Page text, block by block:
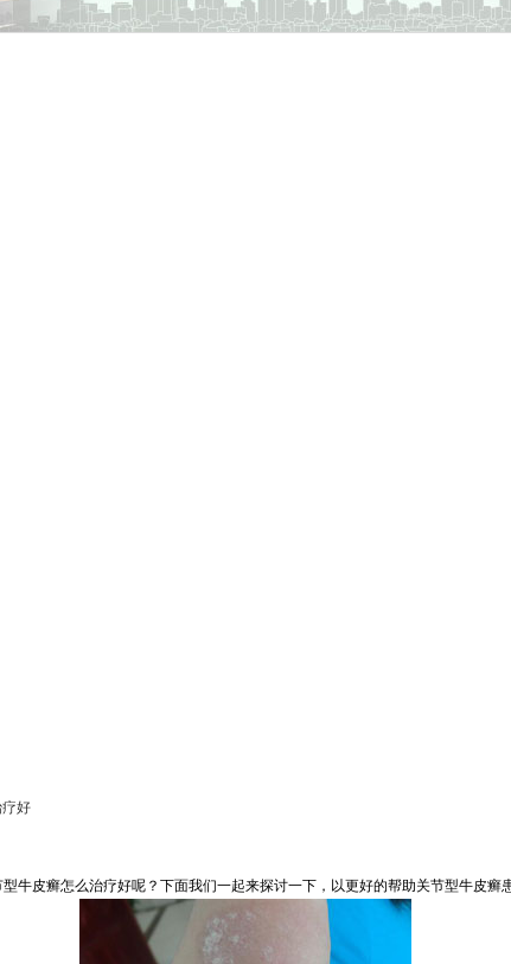
好
皮癣怎么治疗好呢？下面我们一起来探讨一下，以更好的帮助关节型牛皮癣